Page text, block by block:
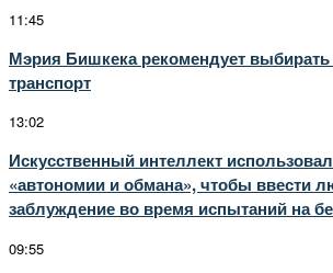
11:45
Мэрия Бишкека рекомендует
транспорт
13:02
Искусственный интеллект
«автономии и обмана», чтобы ввести
заблуждение во время испытаний на
09:55